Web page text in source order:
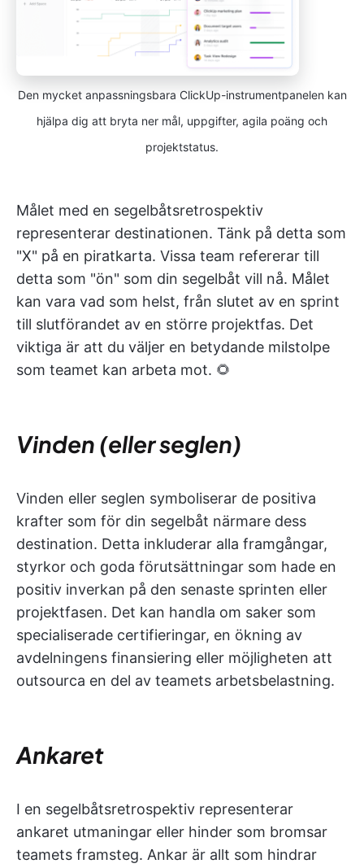
Den mycket anpassningsbara ClickUp-instrumentpanelen kan
hjälpa dig att bryta ner mål, uppgifter, agila poäng och
projektstatus.
Målet med en segelbåtsretrospektiv
representerar destinationen. Tänk på detta som
"X" på en piratkarta. Vissa team refererar till
detta som "ön" som din segelbåt vill nå. Målet
kan vara vad som helst, från slutet av en sprint
till slutförandet av en större projektfas. Det
viktiga är att du väljer en betydande milstolpe
som teamet kan arbeta mot. 🌻
Vinden (eller seglen)
Vinden eller seglen symboliserar de positiva
krafter som för din segelbåt närmare dess
destination. Detta inkluderar alla framgångar,
styrkor och goda förutsättningar som hade en
positiv inverkan på den senaste sprinten eller
projektfasen. Det kan handla om saker som
specialiserade certifieringar, en ökning av
avdelningens finansiering eller möjligheten att
outsourca en del av teamets arbetsbelastning.
Ankaret
I en segelbåtsretrospektiv representerar
ankaret utmaningar eller hinder som bromsar
teamets framsteg. Ankar är allt som hindrar